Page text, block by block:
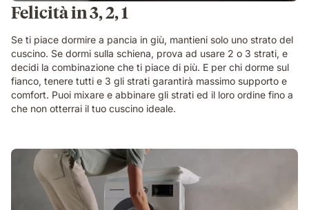
Felicità in 3, 2, 1
Se ti piace dormire a pancia in giù, mantieni solo uno strato del
cuscino. Se dormi sulla schiena, prova ad usare 2 o 3 strati, e
decidi la combinazione che ti piace di più. E per chi dorme sul
fianco, tenere tutti e 3 gli strati garantirà massimo supporto e
comfort. Puoi mixare e abbinare gli strati ed il loro ordine fino a
che non otterrai il tuo cuscino ideale.